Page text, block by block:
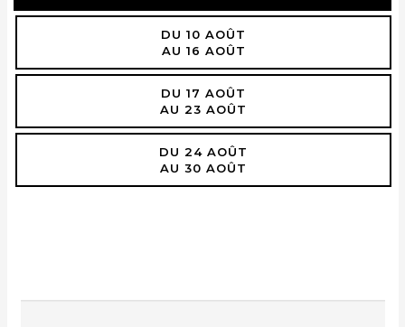
DU 10 AOÛT
AU 16 AOÛT
DU 17 AOÛT
AU 23 AOÛT
DU 24 AOÛT
AU 30 AOÛT